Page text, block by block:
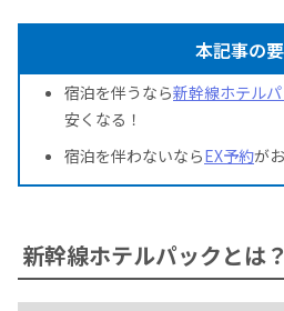
本記事の
宿泊を伴うなら新幹線ホテル
安くなる！
宿泊を伴わないならEX予約が
新幹線ホテルパックとは？